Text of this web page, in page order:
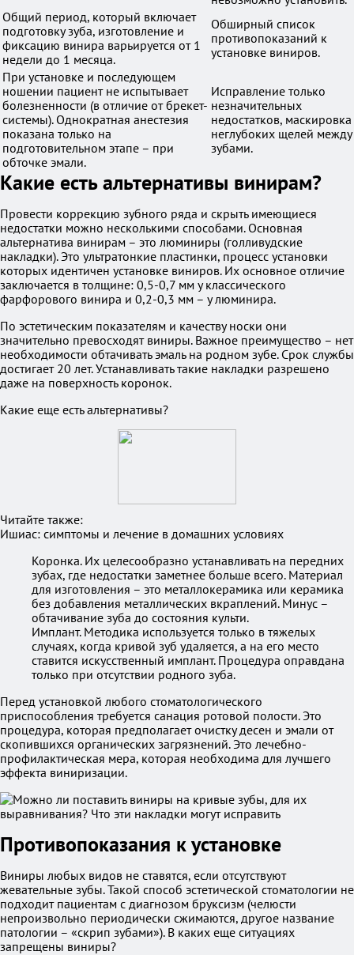
Общий период, который включает
подготовку зуба, изготовление и
фиксацию винира варьируется от 1
недели до 1 месяца.
Обширный список
противопоказаний к
установке виниров.
При установке и последующем
ношении пациент не испытывает
болезненности (в отличие от брекет-
системы). Однократная анестезия
показана только на
подготовительном этапе – при
обточке эмали.
Исправление только
незначительных
недостатков, маскировка
неглубоких щелей между
зубами.
Какие есть альтернативы винирам?
Провести коррекцию зубного ряда и скрыть имеющиеся
недостатки можно несколькими способами. Основная
альтернатива винирам – это люминиры (голливудские
накладки). Это ультратонкие пластинки, процесс установки
которых идентичен установке виниров. Их основное отличие
заключается в толщине: 0,5-0,7 мм у классического
фарфорового винира и 0,2-0,3 мм – у люминира.
По эстетическим показателям и качеству носки они
значительно превосходят виниры. Важное преимущество – нет
необходимости обтачивать эмаль на родном зубе. Срок службы
достигает 20 лет. Устанавливать такие накладки разрешено
даже на поверхность коронок.
Какие еще есть альтернативы?
Читайте также:
Ишиас: симптомы и лечение в домашних условиях
Коронка. Их целесообразно устанавливать на передних
зубах, где недостатки заметнее больше всего. Материал
для изготовления – это металлокерамика или керамика
без добавления металлических вкраплений. Минус –
обтачивание зуба до состояния культи.
Имплант. Методика используется только в тяжелых
случаях, когда кривой зуб удаляется, а на его место
ставится искусственный имплант. Процедура оправдана
только при отсутствии родного зуба.
Перед установкой любого стоматологического
приспособления требуется санация ротовой полости. Это
процедура, которая предполагает очистку десен и эмали от
скопившихся органических загрязнений. Это лечебно-
профилактическая мера, которая необходима для лучшего
эффекта виниризации.
Противопоказания к установке
Виниры любых видов не ставятся, если отсутствуют
жевательные зубы. Такой способ эстетической стоматологии не
подходит пациентам с диагнозом бруксизм (челюсти
непроизвольно периодически сжимаются, другое название
патологии – «скрип зубами»). В каких еще ситуациях
запрещены виниры?